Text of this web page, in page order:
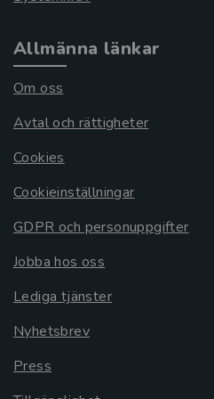
Allmänna länkar
Om oss
Avtal och rättigheter
Cookies
Cookieinställningar
GDPR och personuppgifter
Jobba hos oss
Lediga tjänster
Nyhetsbrev
Press